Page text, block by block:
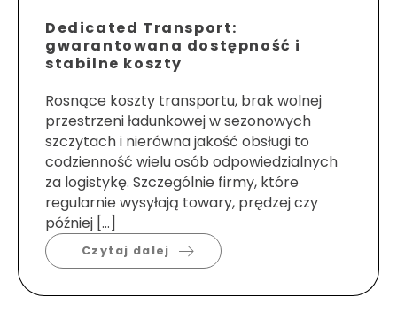
Dedicated Transport:
gwarantowana dostępność i
stabilne koszty
Rosnące koszty transportu, brak wolnej
przestrzeni ładunkowej w sezonowych
szczytach i nierówna jakość obsługi to
codzienność wielu osób odpowiedzialnych
za logistykę. Szczególnie firmy, które
regularnie wysyłają towary, prędzej czy
później […]
Czytaj dalej